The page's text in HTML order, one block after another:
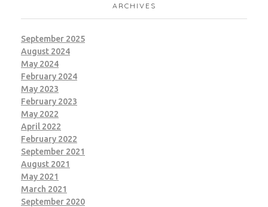
ARCHIVES
September 2025
August 2024
May 2024
February 2024
May 2023
February 2023
May 2022
April 2022
February 2022
September 2021
August 2021
May 2021
March 2021
September 2020